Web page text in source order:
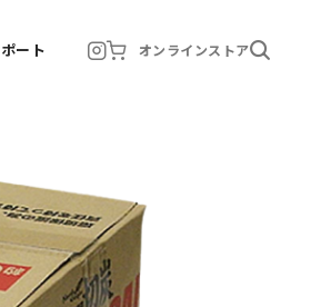
ート オンラインストア